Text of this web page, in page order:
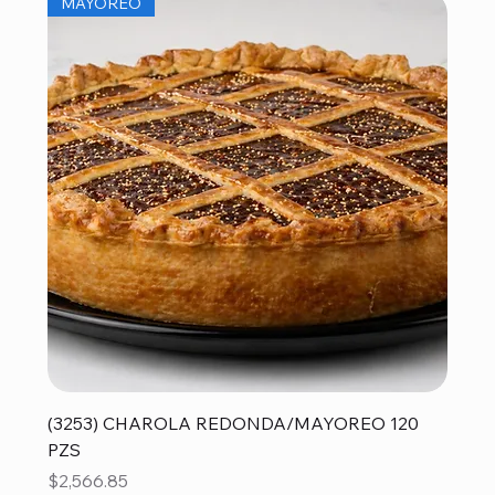
(3253) CHAROLA REDONDA/MAYOREO 120
PZS
Precio
$2,566.85